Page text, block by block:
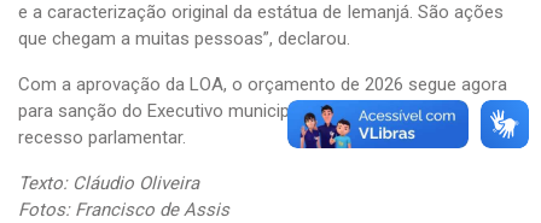
e a caracterização original da estátua de Iemanjá. São ações
que chegam a muitas pessoas”, declarou.
Com a aprovação da LOA, o orçamento de 2026 segue agora
para sanção do Executivo municipal e a Câmara inicia o
recesso parlamentar.
Texto: Cláudio Oliveira
Fotos: Francisco de Assis